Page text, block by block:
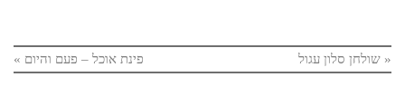
« שולחן סלון עגול פינת אוכל – פעם והיום »